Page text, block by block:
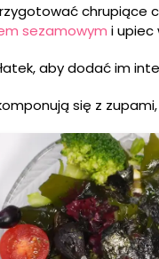
chrupiące
sezamowym i upiec
aby dodać im
się z